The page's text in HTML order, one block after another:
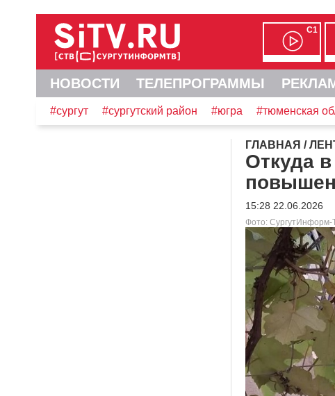
С1
НОВОСТИ ТЕЛЕПРОГРАММЫ
#сургут #сургутский район #югра #тюменская
ГЛАВНАЯ /
Откуда
15:28 22.06.2026
Фото: СургутИнформ-